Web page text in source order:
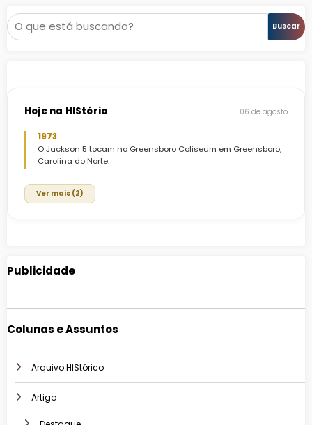
Pesquisar Buscar
Hoje na HIStória 06 de agosto
1973
O Jackson 5 tocam no Greensboro Coliseum em Greensboro,
Carolina do Norte.
Ver mais (2)
Publicidade
Colunas e Assuntos
Arquivo HIStórico
Artigo